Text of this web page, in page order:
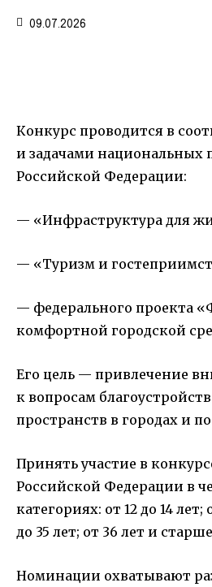
09.07.2026
Конкурс проводится в
и задачами национальных
Российской Федерации:
— «Инфраструктура для
— «Туризм и
— федерального проекта
комфортной городской
Его цель — привлечение
к вопросам
пространств в городах и
Принять участие в
Российской Федерации в
категориях: от 12 до 14 лет;
до 35 лет; от 36 лет и
Номинации охватывают